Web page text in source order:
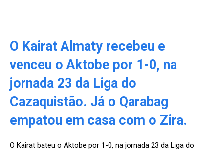
O Kairat Almaty recebeu e
venceu o Aktobe por 1-0, na
jornada 23 da Liga do
Cazaquistão. Já o Qarabag
empatou em casa com o Zira.
O Kairat bateu o Aktobe por 1-0, na jornada 23 da Liga do